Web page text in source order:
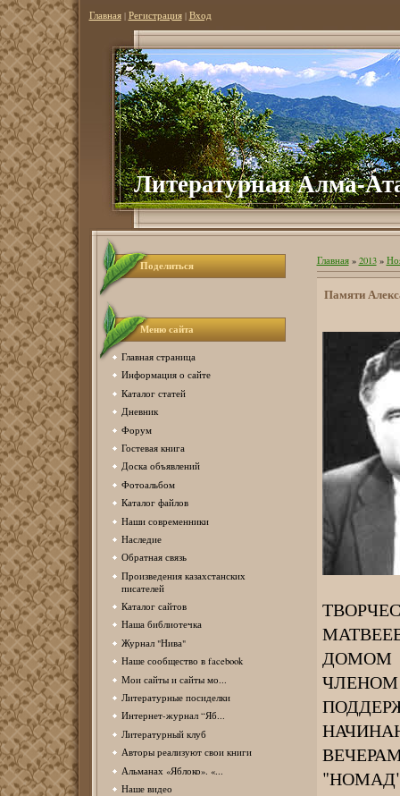
Главная| Регистрация| Вход
Литературная Алма-
Поделиться
Меню сайта
Главная страница
Информация о сайте
Каталог статей
Дневник
Форум
Гостевая книга
Доска объявлений
Фотоальбом
Каталог файлов
Наши современники
Наследие
Обратная связь
Произведения казахстанских
писателей
Каталог сайтов
Наша библиотечка
Журнал "Нива"
Наше сообщество в facebook
Мои сайты и сайты мо...
Литературные посиделки
Интернет-журнал “Яб...
Литературный клуб
Авторы реализуют свои книги
Альманах «Яблоко». «...
Наше видео
Главная» 2013 »
Памяти